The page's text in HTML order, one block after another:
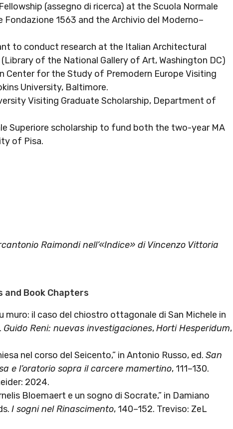
(assegno di ricerca) at the Scuola Normale
Fondazione 1563 and the Archivio del Moderno–
to conduct research at the Italian Architectural
of the National Gallery of Art, Washington DC)
Center for the Study of Premodern Europe Visiting
University, Baltimore.
Visiting Graduate Scholarship, Department of
Superiore scholarship to fund both the two-year MA
of Pisa.
Raimondi nell’«Indice» di Vincenzo Vittoria
Book Chapters
muro: il caso del chiostro ottagonale di San Michele in
Guido Reni: nuevas investigaciones,Horti Hesperidum,
nel corso del Seicento,” in Antonio Russo, ed. San
e l’oratorio sopra il carcere mamertino, 111–130.
2024.
Bloemaert e un sogno di Socrate,” in Damiano
I sogni nel Rinascimento, 140–152. Treviso: ZeL